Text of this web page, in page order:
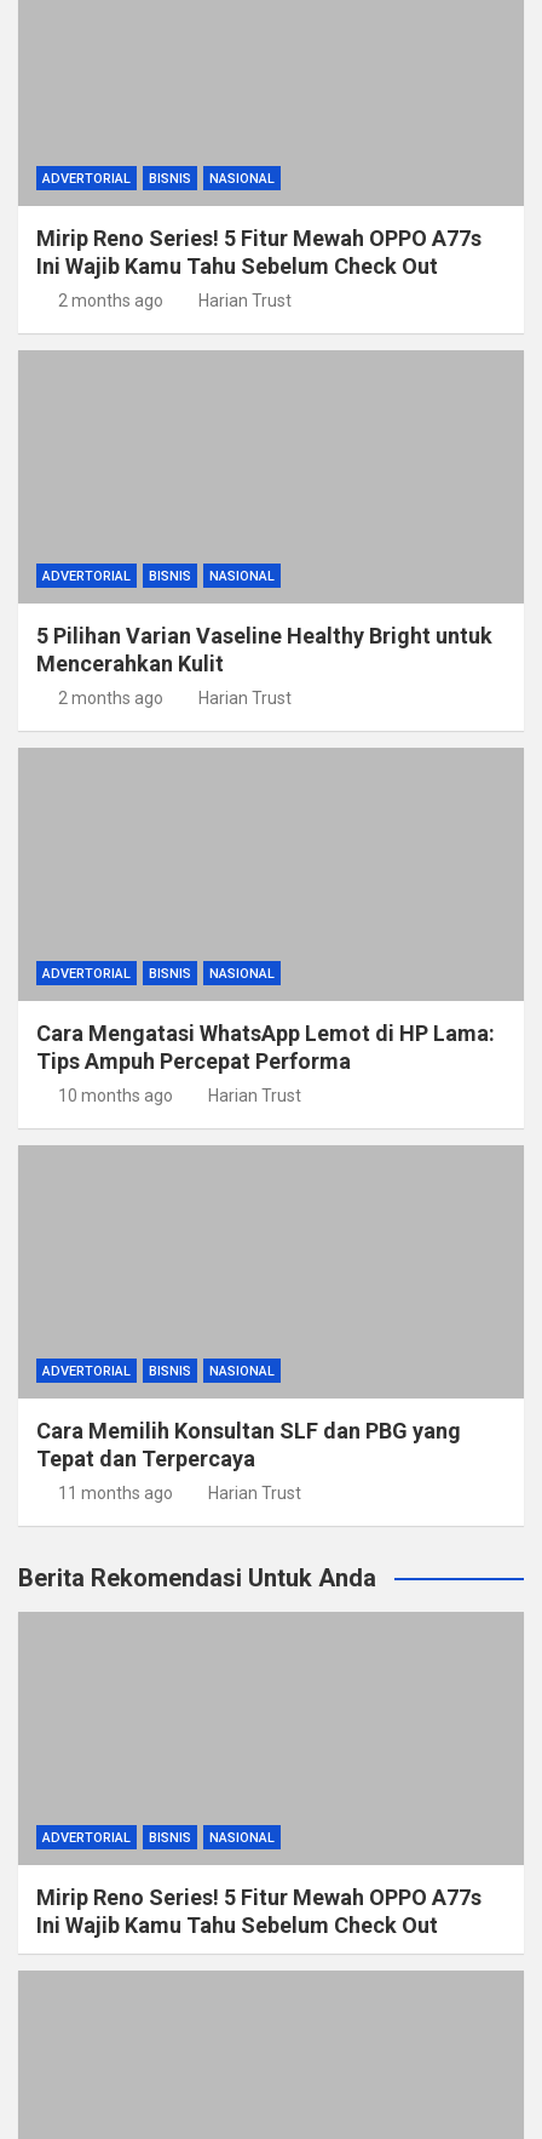
ADVERTORIAL BISNIS NASIONAL
Mirip Reno Series! 5 Fitur Mewah OPPO A77s
Ini Wajib Kamu Tahu Sebelum Check Out
2 months ago Harian Trust
ADVERTORIAL BISNIS NASIONAL
5 Pilihan Varian Vaseline Healthy Bright untuk
Mencerahkan Kulit
2 months ago Harian Trust
ADVERTORIAL BISNIS NASIONAL
Cara Mengatasi WhatsApp Lemot di HP Lama:
Tips Ampuh Percepat Performa
10 months ago Harian Trust
ADVERTORIAL BISNIS NASIONAL
Cara Memilih Konsultan SLF dan PBG yang
Tepat dan Terpercaya
11 months ago Harian Trust
Berita Rekomendasi Untuk Anda
ADVERTORIAL BISNIS NASIONAL
Mirip Reno Series! 5 Fitur Mewah OPPO A77s
Ini Wajib Kamu Tahu Sebelum Check Out